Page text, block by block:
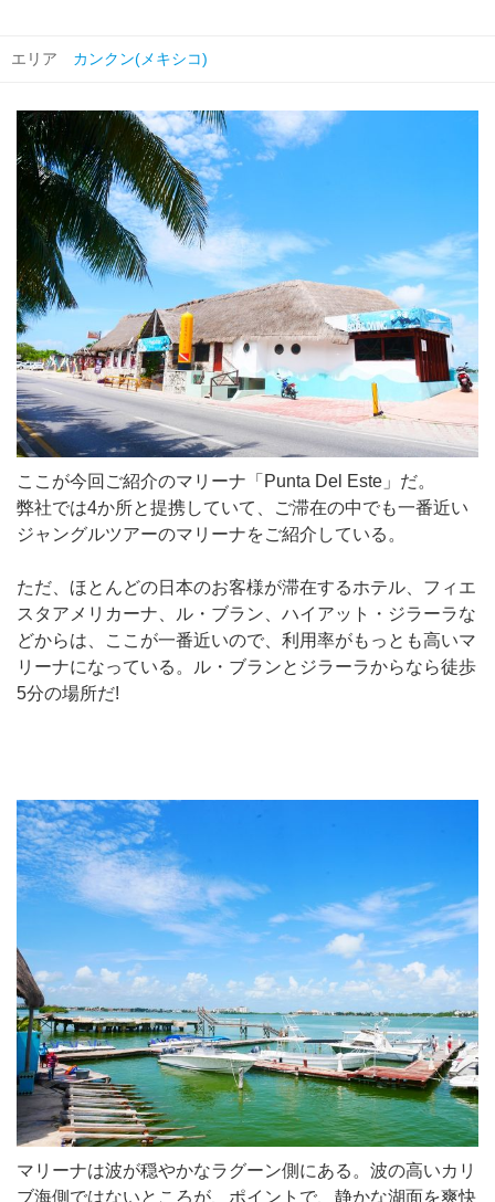
エリア カンクン(メキシコ)
ここが今回ご紹介のマリーナ「Punta Del Este」だ。
弊社では4か所と提携していて、ご滞在の中でも一番近い
ジャングルツアーのマリーナをご紹介している。
ただ、ほとんどの日本のお客様が滞在するホテル、フィエ
スタアメリカーナ、ル・ブラン、ハイアット・ジラーラな
どからは、ここが一番近いので、利用率がもっとも高いマ
リーナになっている。ル・ブランとジラーラからなら徒歩
5分の場所だ!
マリーナは波が穏やかなラグーン側にある。波の高いカリ
ブ海側ではないところが、ポイントで、静かな湖面を爽快